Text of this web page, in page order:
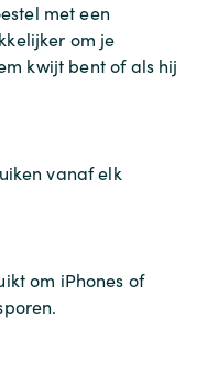
met een
om je
kwijt bent of als hij
vanaf elk
om iPhones of